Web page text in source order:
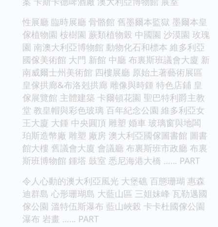
性展廳 臨時展廳 骨骼館 舊墨爾本監獄 墨爾本皇
傢植物園 桉樹園 蕨類植物榖 中國園 沙漠園 玫瑰
園 南澳大利亞博物館 動物化石和標本 維多利亞
國傢美術館 大門 新館 中廳 布裏斯班議會大廈 新
南威爾士州美術館 四樓展廳 原始土著藝術展區
皇傢拱廊&布洛剋拱廊 雕像與時鍾 特色店鋪 皇
傢展覽館 主體建築 卡爾頓花園 聖巴特利爵主教
堂 教皇帽與彩色玻璃 百年紀念公園 維多利亞女
王大廈 大鍾 中央圓頂 雕塑 婚車 玻璃窗與地闆
珀斯造幣廠 雕塑 廠房 澳大利亞國傢圖書館 圖書
館大樓 舊議會大廈 會議廳 布裏斯班市政廳 布裏
斯班博物館 鍾塔 鼓室 悉尼海港大橋 …… PART
令人心動的澳大利亞風光 大堡礁 百態珊瑚 惠森
迪群島 心形珊瑚島 大藍山區 三姐妹峰 瓦勒邁國
傢公園 溫特伍斯瀑布 藍山峽榖 卡卡杜國傢公園
瀑布 岩畫 …… PART